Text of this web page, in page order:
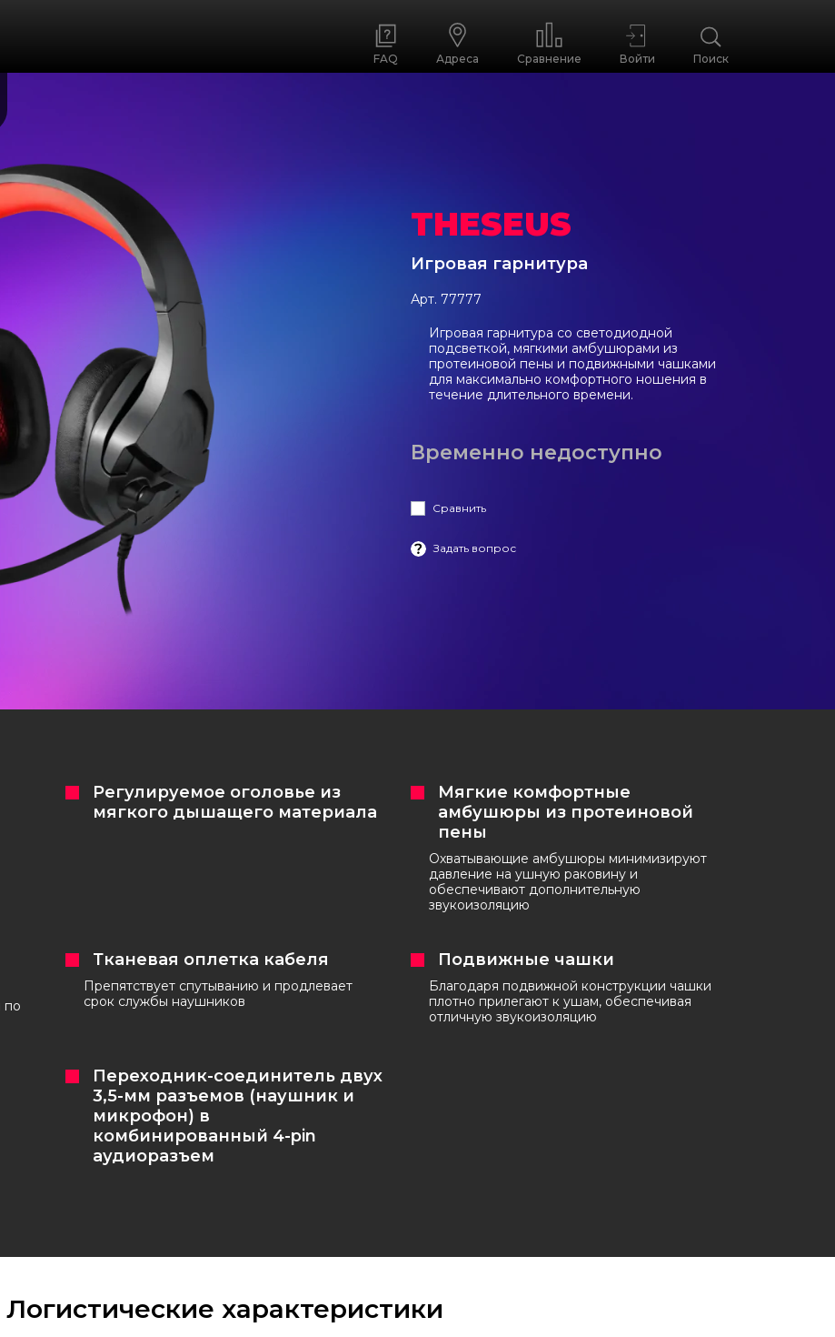
FAQ Адреса Сравнение Войти Поиск
THESEUS
Игровая гарнитура
Арт. 77777
Игровая гарнитура со светодиодной
подсветкой, мягкими амбушюрами из
протеиновой пены и подвижными чашками
для максимально комфортного ношения в
течение длительного времени.
Временно недоступно
Сравнить
Задать вопрос
Регулируемое оголовье из
мягкого дышащего материала
Мягкие комфортные
амбушюры из протеиновой
пены
Охватывающие амбушюры минимизируют
давление на ушную раковину и
обеспечивают дополнительную
звукоизоляцию
по
Тканевая оплетка кабеля
Препятствует спутыванию и продлевает
срок службы наушников
Подвижные чашки
Благодаря подвижной конструкции чашки
плотно прилегают к ушам, обеспечивая
отличную звукоизоляцию
Переходник-соединитель двух
3,5-мм разъемов (наушник и
микрофон) в
комбинированный 4-pin
аудиоразъем
Логистические характеристики